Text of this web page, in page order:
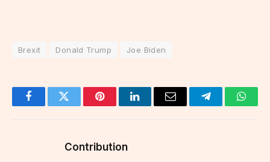
Brexit Donald Trump Joe Biden
FacebookTwitter PinterestLinkedInEmail Telegram
Contribution